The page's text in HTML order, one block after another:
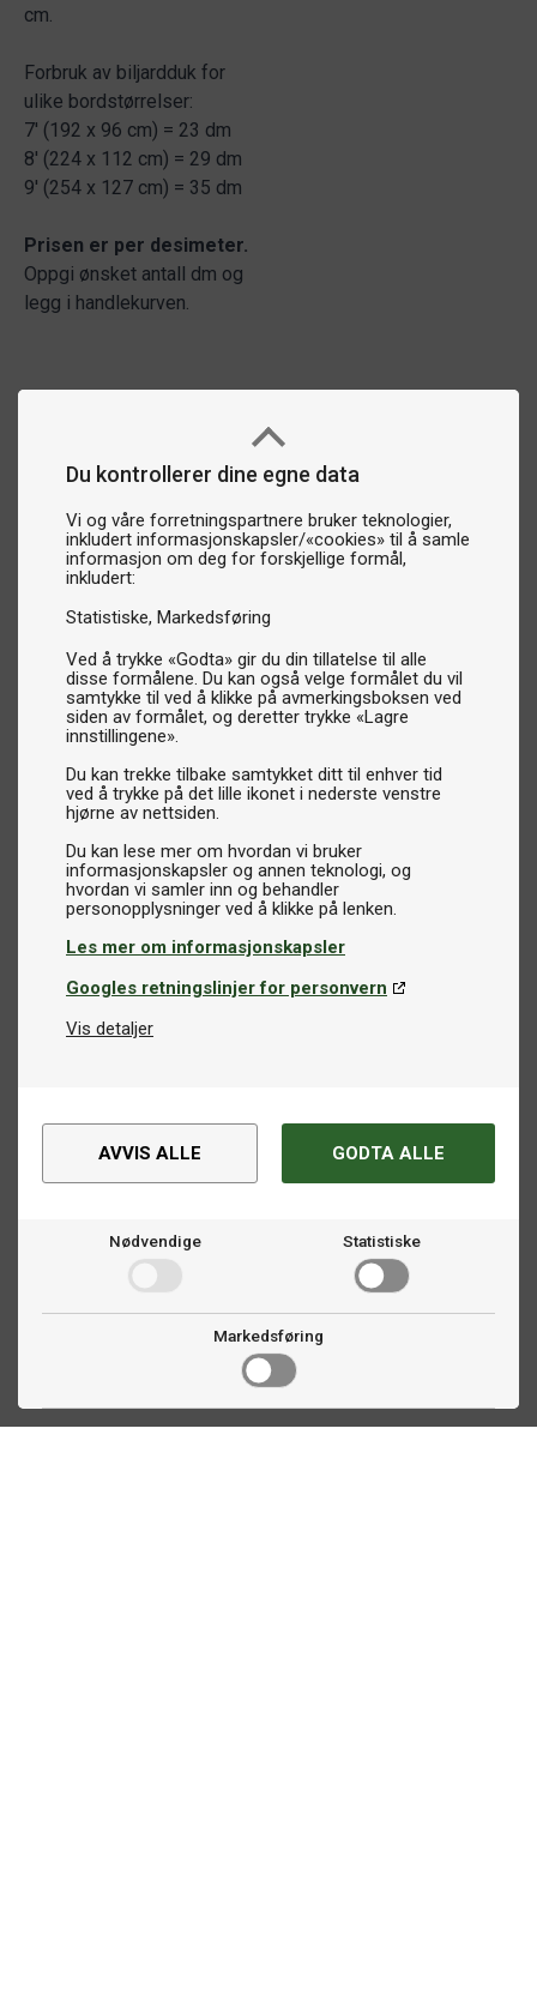
Du kontrollerer dine egne data
Vi og våre forretningspartnere bruker teknologier,
inkludert informasjonskapsler/«cookies» til å samle
informasjon om deg for forskjellige formål,
inkludert:
Statistiske Markedsføring
Ved å trykke «Godta» gir du din tillatelse til alle
disse formålene. Du kan også velge formålet du vil
samtykke til ved å klikke på avmerkingsboksen ved
siden av formålet, og deretter trykke «Lagre
innstillingene».
Du kan trekke tilbake samtykket ditt til enhver tid
ved å trykke på det lille ikonet i nederste venstre
hjørne av nettsiden.
Du kan lese mer om hvordan vi bruker
informasjonskapsler og annen teknologi, og
hvordan vi samler inn og behandler
Les mer om informasjonskapsler
Googles retningslinjer for personvern
Vis detaljer
AVVIS ALLE GODTA ALLE
Nødvendige Statistiske
Markedsføring
cm.
Forbruk av biljardduk for
ulike bordstørrelser:
7' (192 x 96 cm) = 23 dm
8' (224 x 112 cm) = 29 dm
9' (254 x 127 cm) = 35 dm
Prisen er per desimeter.
Oppgi ønsket antall dm og
legg i handlekurven.